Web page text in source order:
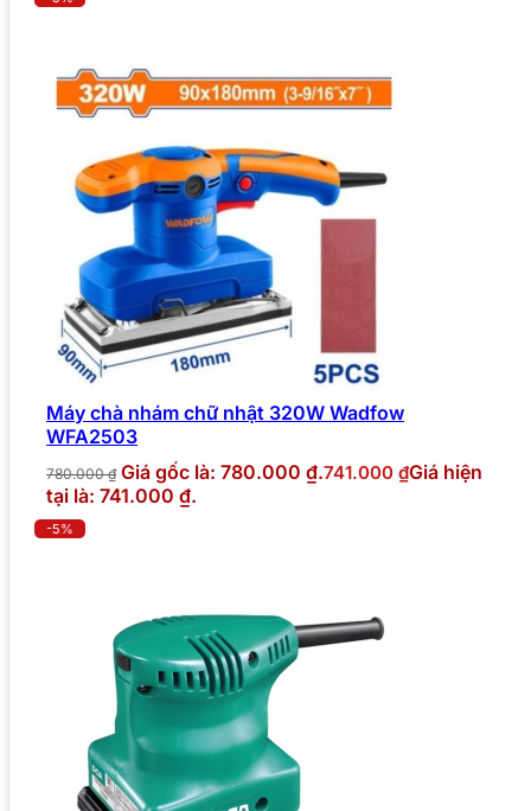
Máy chà nhám chữ nhật 320W Wadfow
WFA2503
780.000₫ Giá gốc là: 780.000 ₫.741.000 ₫Giá hiện
tại là: 741.000 ₫.
-5%